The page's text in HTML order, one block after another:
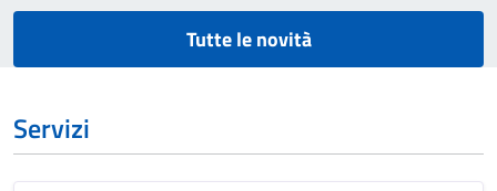
Tutte le novità
Servizi